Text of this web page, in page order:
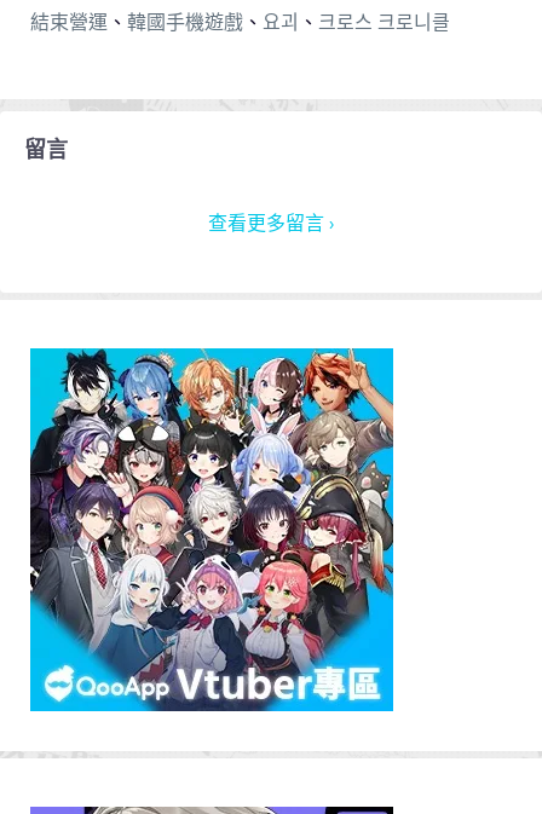
結束營運 、 韓國手機遊戲 、 요괴 、 크로스 크로니클
留言
查看更多留言 ›